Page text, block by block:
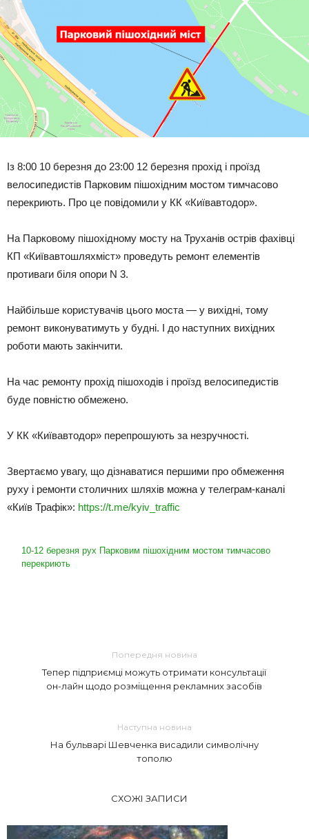
Із 8:00 10 березня до 23:00 12 березня прохід і проїзд
велосипедистів Парковим пішохідним мостом тимчасово
перекриють. Про це повідомили у КК «Київавтодор».
На Парковому пішохідному мосту на Труханів острів фахівці
КП «Київавтошляхміст» проведуть ремонт елементів
противаги біля опори N 3.
Найбільше користувачів цього моста — у вихідні, тому
ремонт виконуватимуть у будні. І до наступних вихідних
роботи мають закінчити.
На час ремонту прохід пішоходів і проїзд велосипедистів
буде повністю обмежено.
У КК «Київавтодор» перепрошують за незручності.
Звертаємо увагу, що дізнаватися першими про обмеження
руху і ремонти столичних шляхів можна у телеграм-каналі
«Київ Трафік»: https://t.me/kyiv_traffic
10-12 березня рух Парковим пішохідним мостом тимчасово
перекриють
Попередня новина
Тепер підприємці можуть отримати консультації
он-лайн щодо розміщення рекламних засобів
Наступна новина
На бульварі Шевченка висадили символічну
тополю
СХОЖІ ЗАПИСИ